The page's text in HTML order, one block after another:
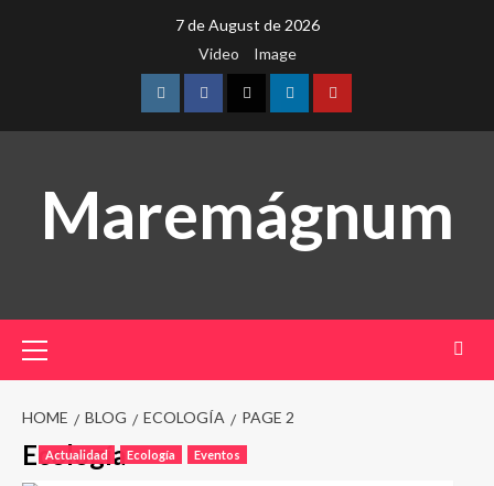
7 de August de 2026
Video
Image
InstagramFacebookTwitterLinkedinYoutube
Maremágnum
Menu
HOME BLOG ECOLOGÍA PAGE 2
Ecología
Actualidad Ecología Eventos